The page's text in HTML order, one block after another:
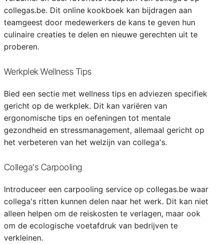
collegas.be. Dit online kookboek kan bijdragen aan
teamgeest door medewerkers de kans te geven hun
culinaire creaties te delen en nieuwe gerechten uit te
proberen.
Werkplek Wellness Tips
Bied een sectie met wellness tips en adviezen specifiek
gericht op de werkplek. Dit kan variëren van
ergonomische tips en oefeningen tot mentale
gezondheid en stressmanagement, allemaal gericht op
het verbeteren van het welzijn van collega's.
Collega's Carpooling
Introduceer een carpooling service op collegas.be waar
collega's ritten kunnen delen naar het werk. Dit kan niet
alleen helpen om de reiskosten te verlagen, maar ook
om de ecologische voetafdruk van bedrijven te
verkleinen.